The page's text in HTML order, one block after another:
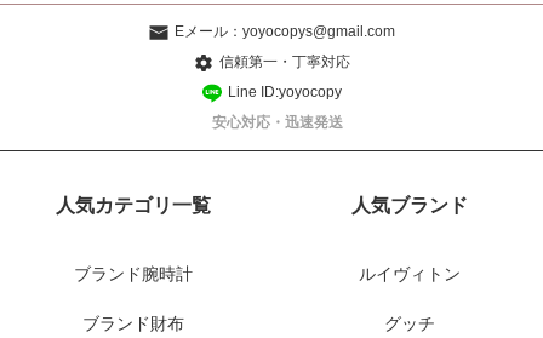
Eメール： yoyocopys@gmail.com
信頼第一・丁寧対応
Line ID:yoyocopy
安心対応・迅速発送
人気カテゴリ一覧
ブランド腕時計
ブランド財布
人気ブランド
ルイヴィトン
グッチ